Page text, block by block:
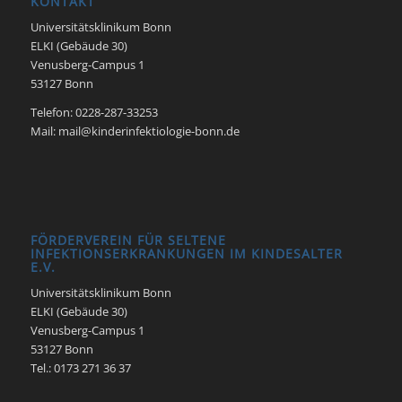
Universitätsklinikum Bonn
ELKI (Gebäude 30)
Venusberg-Campus 1
53127 Bonn
Telefon: 0228-287-33253
Mail: mail@kinderinfektiologie-bonn.de
FÖRDERVEREIN FÜR SELTENE
INFEKTIONSERKRANKUNGEN IM KINDESALTER
E.V.
Universitätsklinikum Bonn
ELKI (Gebäude 30)
Venusberg-Campus 1
53127 Bonn
Tel.: 0173 271 36 37